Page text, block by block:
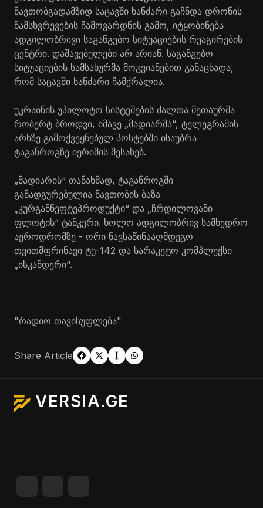
ნავთობგადამზიდ საცავში ხანძარი გაჩნდა დრონის
ნამსხვრევების ჩამოვარდნის გამო, იტყობინება
ადგილობრივი საგანგებო სიტუაციების რეაგირების
ცენტრი. დაშავებულები არ არიან. საგანგებო
სიტუაციების სამსახურმა მოგვიანებით განაცხადა,
რომ საცავში ხანძარი ჩამქრალია.
უკრაინის უპილოტო სისტემების ძალთა მეთაურმა
რობერტ ბროდვი, იმავე „მადიარმა“, ტელეგრამის
არხზე გამოქვეყნებულ პოსტებში ისაუბრა
ტაგანროგზე იერიშის შესახებ.
„მადიარის“ თანახმად, ტაგანროგში
განადგურებულია ნავთობის ბაზა
„კურგანნეფტეპროდუქტი“ და „ჩრდილოვანი
ფლოტის“ ტანკერი. ხოლო ადგილობრივ სამხედრო
აეროდრომზე - ორი ნავსაწინააღმდეგო
თვითმფრინავი ტუ-142 და სარაკეტო კომპლექსი
„ისკანდერი“.
"რადიო თავისუფლება"
Share Article
VERSIA.GE